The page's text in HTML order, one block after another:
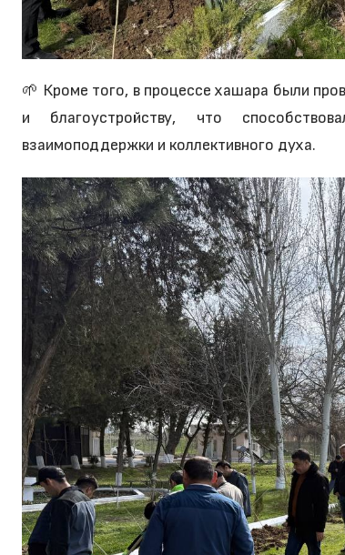
🌱 Кроме того, в процессе хашара были
и благоустройству, что
взаимоподдержки и коллективного духа.